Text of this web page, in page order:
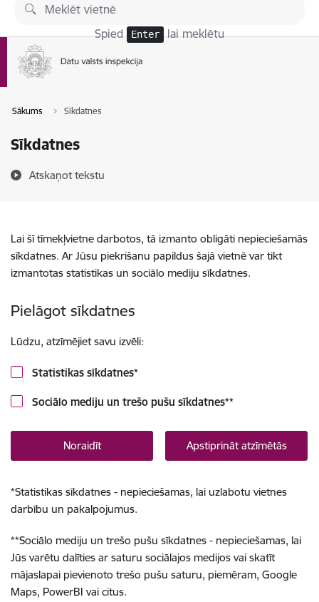
Pāriet uz lapas saturu
Spied Enter lai meklētu
Sākums Sīkdatnes
Sīkdatnes
Atskaņot tekstu
Lai šī tīmekļvietne darbotos, tā izmanto obligāti nepieciešamās
sīkdatnes. Ar Jūsu piekrišanu papildus šajā vietnē var tikt
izmantotas statistikas un sociālo mediju sīkdatnes.
Pielāgot sīkdatnes
Lūdzu, atzīmējiet savu izvēli:
Statistikas sīkdatnes*
Sociālo mediju un trešo pušu sīkdatnes**
Noraidīt Apstiprināt atzīmētās
*Statistikas sīkdatnes - nepieciešamas, lai uzlabotu vietnes
darbību un pakalpojumus.
**Sociālo mediju un trešo pušu sīkdatnes - nepieciešamas, lai
Jūs varētu dalīties ar saturu sociālajos medijos vai skatīt
mājaslapai pievienoto trešo pušu saturu, piemēram, Google
Maps, PowerBI vai citus.